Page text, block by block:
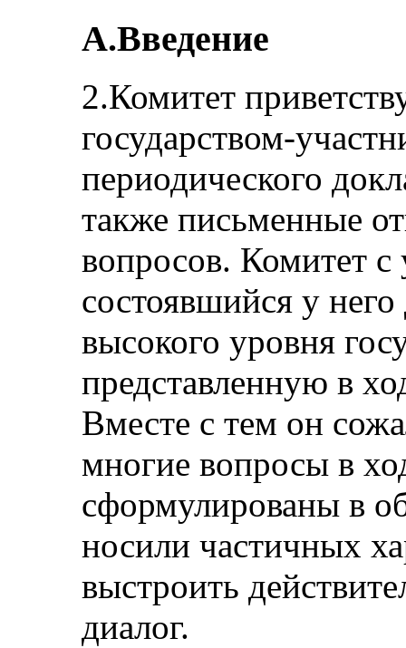
A.Введение
2.Комитет
государством-
периодического
также письменные
вопросов. Комитет c
состоявшийся у него
высокого уровня
представленную в
Вместе с тем он
многие вопросы в
сформулированы в
носили частичных
выстроить
диалог.